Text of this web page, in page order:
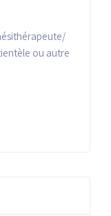
ou autre